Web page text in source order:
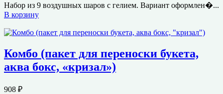
Набор из 9 воздушных шаров с гелием. Вариант оформлен�...
В корзину
Комбо (пакет для переноски букета,
аква бокс, «кризал»)
908 ₽